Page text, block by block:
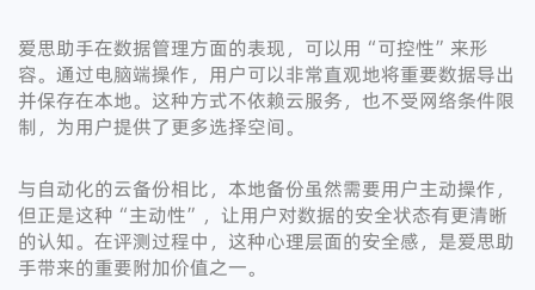
爱思助手在数据管理方面的表现，可以用“可控性”来形
容。通过电脑端操作，用户可以非常直观地将重要数据导出
并保存在本地。这种方式不依赖云服务，也不受网络条件限
制，为用户提供了更多选择空间。
与自动化的云备份相比，本地备份虽然需要用户主动操作，
但正是这种“主动性”，让用户对数据的安全状态有更清晰
的认知。在评测过程中，这种心理层面的安全感，是爱思助
手带来的重要附加价值之一。